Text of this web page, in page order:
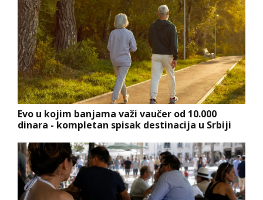
Evo u kojim banjama važi vaučer od 10.000
dinara - kompletan spisak destinacija u Srbiji